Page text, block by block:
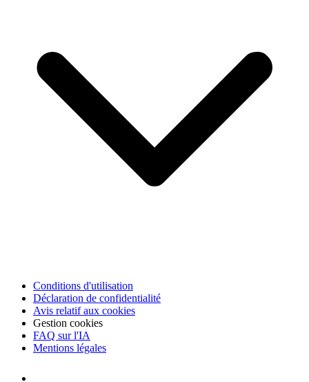
Conditions d'utilisation
Déclaration de confidentialité
Avis relatif aux cookies
Gestion cookies
FAQ sur l'IA
Mentions légales